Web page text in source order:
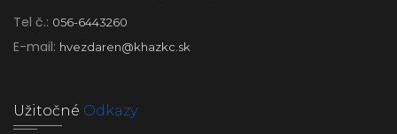
Tel č.: 056-6443260
E-mail: hvezdaren@khazkc.sk
Užitočné Odkazy